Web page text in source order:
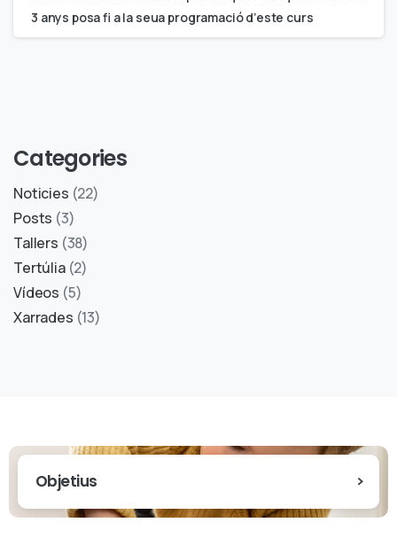
3 anys posa fi a la seua programació d’este curs
Categories
Noticies (22)
Posts (3)
Tallers (38)
Tertúlia(2)
Vídeos (5)
Xarrades (13)
Objetius